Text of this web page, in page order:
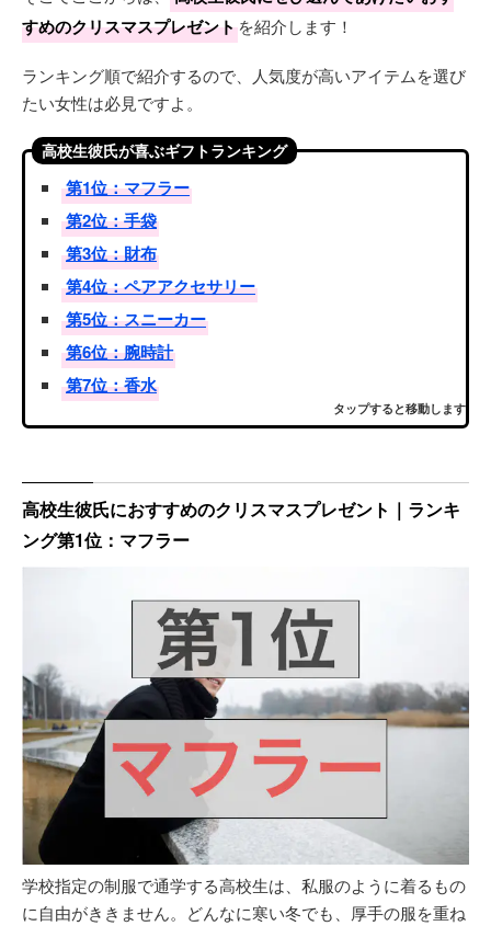
すめのクリスマスプレゼントを紹介します！
ランキング順で紹介するので、人気度が高いアイテムを選び
たい女性は必見ですよ。
高校生彼氏が喜ぶギフトランキング
第1位：マフラー
第2位：手袋
第3位：財布
第4位：ペアアクセサリー
第5位：スニーカー
第6位：腕時計
第7位：香水
タップすると移動します
高校生彼氏におすすめのクリスマスプレゼント｜ランキ
ング第1位：マフラー
学校指定の制服で通学する高校生は、私服のように着るもの
に自由がききません。どんなに寒い冬でも、厚手の服を重ね